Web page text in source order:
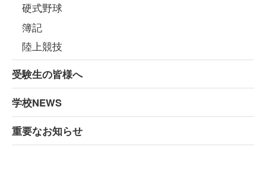
硬式野球
簿記
陸上競技
受験生の皆様へ
学校NEWS
重要なお知らせ